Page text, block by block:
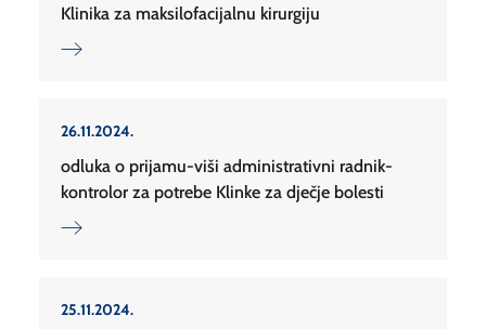
Klinika za maksilofacijalnu kirurgiju
26.11.2024.
odluka o prijamu-viši administrativni radnik-
kontrolor za potrebe Klinke za dječje bolesti
25.11.2024.